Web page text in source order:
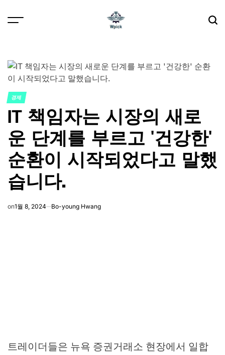
POSTED
IN
경제
IT 책임자는 시장의 새로
운 단계를 부르고 '건강한'
순환이 시작되었다고 말했
습니다.
on1월 8, 2024 Bo-young Hwang
트레이더들은 뉴욕 증권거래소 현장에서 일합